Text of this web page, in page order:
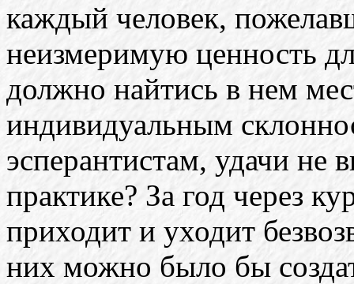
каждый человек,
неизмеримую ценность
должно найтись в нем
индивидуальным
эсперантистам, удачи не
практике? За год через
приходит и уходит
них можно было бы